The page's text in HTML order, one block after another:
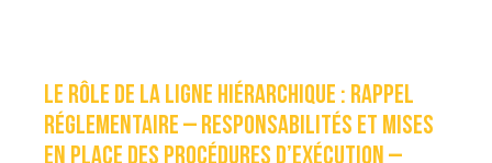
Le rôle de la ligne hiérarchique : rappel
réglementaire – responsabilités et mises